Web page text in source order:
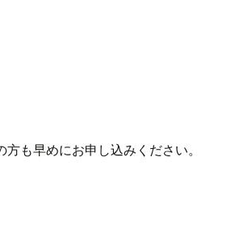
方も早めにお申し込みください。